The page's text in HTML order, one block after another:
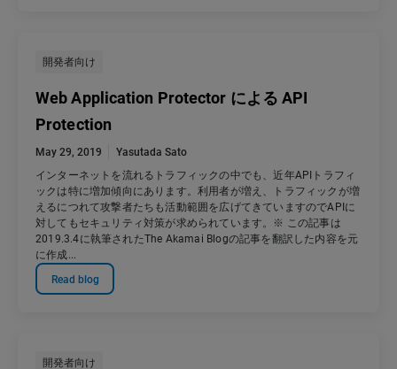
開発者向け
Web Application Protector による API
Protection
May 29, 2019
Yasutada Sato
インターネットを流れるトラフィックの中でも、近年APIトラフィ
ックは特に増加傾向にあります。利用者が増え、トラフィックが増
えるにつれて攻撃者たちも活動範囲を広げてきていますのでAPIに
対してもセキュリティ対策が求められています。※ この記事は
2019.3.4に執筆されたThe Akamai Blogの記事を翻訳した内容を元
に作成...
Read blog
開発者向け